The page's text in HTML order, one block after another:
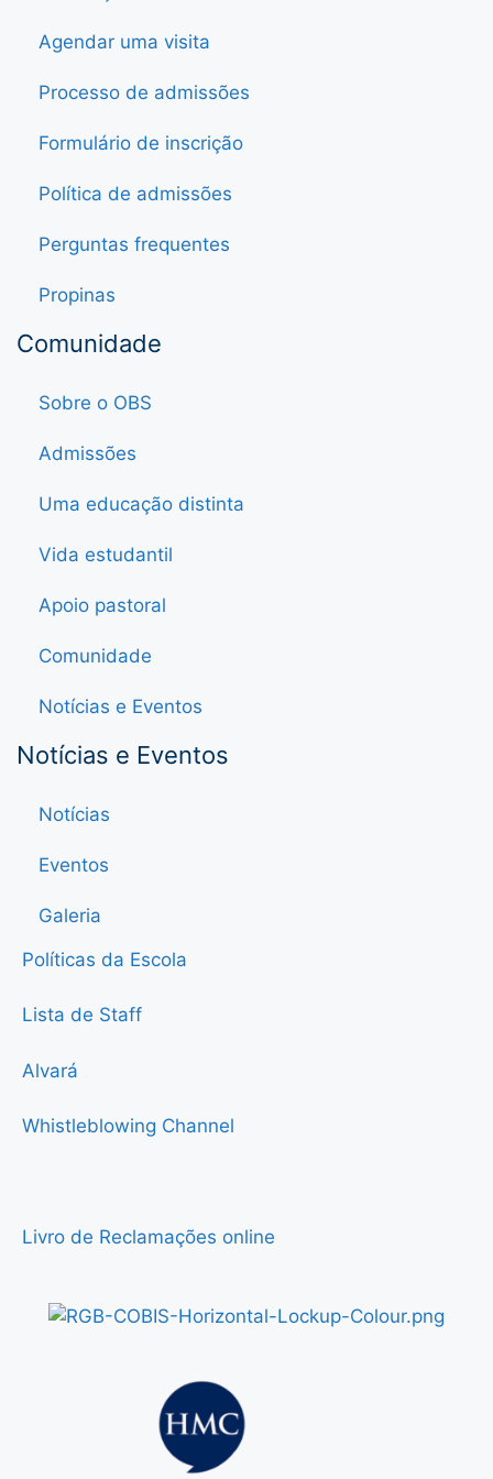
Agendar uma visita
Processo de admissões
Formulário de inscrição
Política de admissões
Perguntas frequentes
Propinas
Comunidade
Sobre o OBS
Admissões
Uma educação distinta
Vida estudantil
Apoio pastoral
Comunidade
Notícias e Eventos
Notícias e Eventos
Notícias
Eventos
Galeria
Políticas da Escola
Lista de Staff
Alvará
Whistleblowing Channel
Livro de Reclamações online